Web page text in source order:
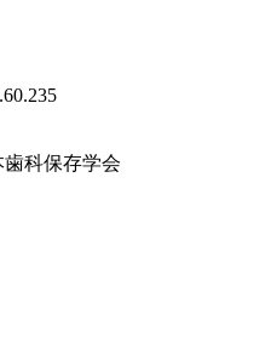
科保存学会